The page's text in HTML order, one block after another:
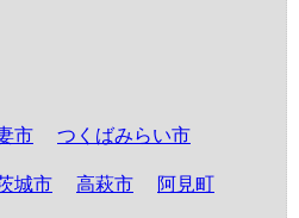
市 つくばみらい市
城市 高萩市 阿見町